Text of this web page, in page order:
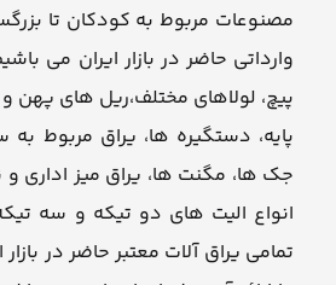
مصنوعات مربوط به کودکان تا
وارداتی حاضر در بازار ایران می
پیچ، لولاهای مختلف،ریل های پهن و
پایه، دستگیره ها، یراق مربوط
جک ها، مگنت ها، یراق میز اداری و
انواع الیت های دو تیکه و سه
تمامی یراق آلات معتبر حاضر در